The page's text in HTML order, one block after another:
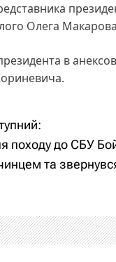
Олега
в
походу до СБУ
та